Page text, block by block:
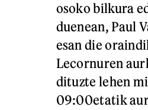
osoko bilkura
duenean, Paul
esan die
Lecornuren
dituzte lehen
09:00etatik